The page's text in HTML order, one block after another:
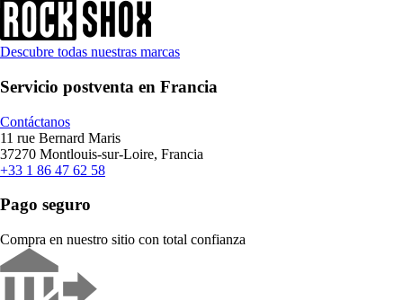
Descubre todas nuestras marcas
Servicio postventa en Francia
Contáctanos
11 rue Bernard Maris
37270 Montlouis-sur-Loire, Francia
+33 1 86 47 62 58
Pago seguro
Compra en nuestro sitio con total confianza